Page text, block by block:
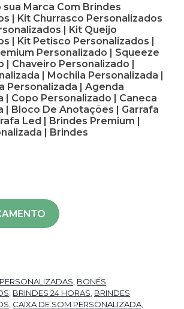
Marca Com Brindes
| Kit Churrasco Personalizados
| Kit Queijo
| Kit Petisco Personalizados |
Personalizado | Squeeze
| Chaveiro Personalizado |
| Mochila Personalizada |
Personalizada | Agenda
| Copo Personalizado | Caneca
| Bloco De Anotações | Garrafa
Led | Brindes Premium |
| Brindes
, BONÉS
, BRINDES 24 HORAS, BRINDES
, CAIXA DE SOM PERSONALIZADA,